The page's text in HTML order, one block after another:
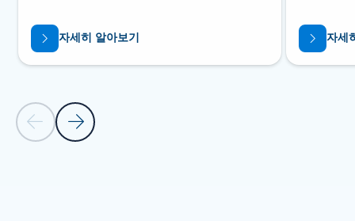
이전 슬라이드다음 슬라이드
자세히 알아보기 자세